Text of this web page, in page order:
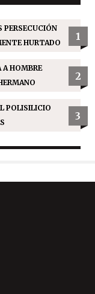
PERSECUCIÓN
HURTADO
1
A HOMBRE
2
POLISILICIO
3